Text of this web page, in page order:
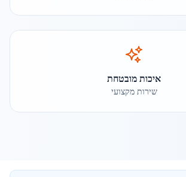
איכות מובטחת
שירות מקצועי